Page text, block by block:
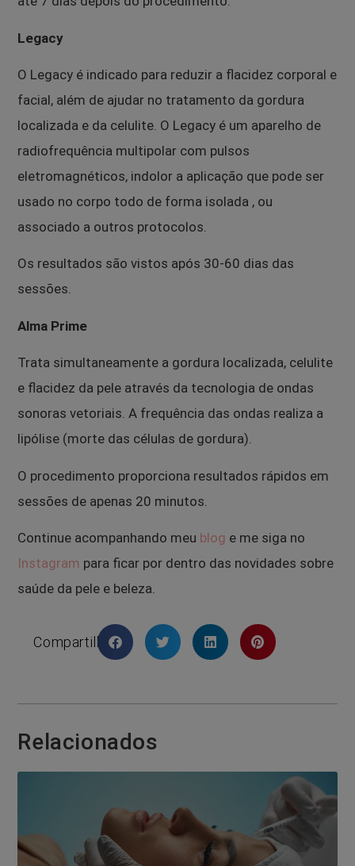
Legacy
O Legacy é indicado para reduzir a flacidez corporal e
facial, além de ajudar no tratamento da gordura
localizada e da celulite. O Legacy é um aparelho de
radiofrequência multipolar com pulsos
eletromagnéticos, indolor a aplicação que pode ser
usado no corpo todo de forma isolada , ou
associado a outros protocolos.
Os resultados são vistos após 30-60 dias das
sessões.
Alma Prime
Trata simultaneamente a gordura localizada, celulite
e flacidez da pele através da tecnologia de ondas
sonoras vetoriais. A frequência das ondas realiza a
lipólise (morte das células de gordura).
O procedimento proporciona resultados rápidos em
sessões de apenas 20 minutos.
Continue acompanhando meu blog e me siga no
Instagram para ficar por dentro das novidades sobre
saúde da pele e beleza.
Compartilhar
Relacionados